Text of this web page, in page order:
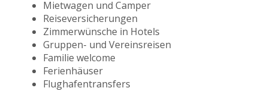
Mietwagen und Camper
Reiseversicherungen
Zimmerwünsche in Hotels
Gruppen- und Vereinsreisen
Familie welcome
Ferienhäuser
Flughafentransfers